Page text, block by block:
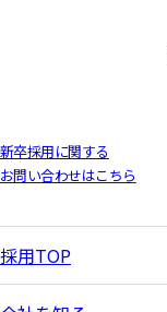
新卒採用に関する
お問い合わせはこちら
採用TOP